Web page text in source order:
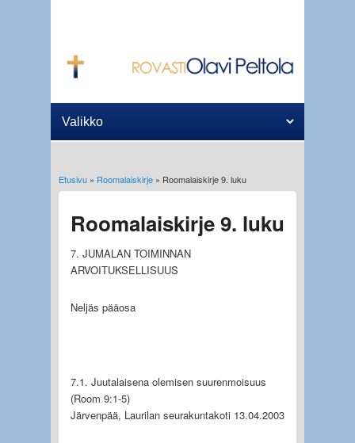
Olet täällä
Etusivu» Roomalaiskirje» Roomalaiskirje 9. luku
Roomalaiskirje 9. luku
7. JUMALAN TOIMINNAN
ARVOITUKSELLISUUS
Neljäs pääosa
7.1. Juutalaisena olemisen suurenmoisuus
(Room 9:1-5)
Järvenpää, Laurilan seurakuntakoti 13.04.2003